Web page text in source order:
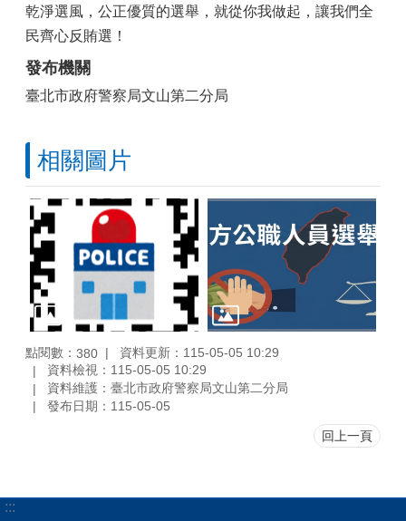
乾淨選風，公正優質的選舉，就從你我做起，讓我們全
民齊心反賄選！
發布機關
臺北市政府警察局文山第二分局
相關圖片
點閱數： 380
資料更新：115-05-05 10:29
資料檢視：115-05-05 10:29
資料維護：臺北市政府警察局文山第二分局
發布日期：115-05-05
回上一頁
:::